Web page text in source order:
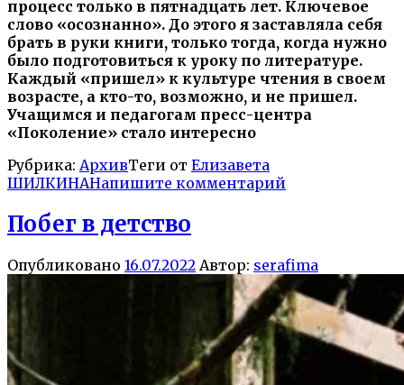
процесс только в пятнадцать лет. Ключевое
слово «осознанно». До этого я заставляла себя
брать в руки книги, только тогда, когда нужно
было подготовиться к уроку по литературе.
Каждый «пришел» к культуре чтения в своем
возрасте, а кто-то, возможно, и не пришел.
Учащимся и педагогам пресс-центра
«Поколение» стало интересно
Рубрика: АрхивТеги от Елизавета
ШИЛКИНАНапишите комментарий
Побег в детство
Опубликовано 16.07.2022 Автор: serafima